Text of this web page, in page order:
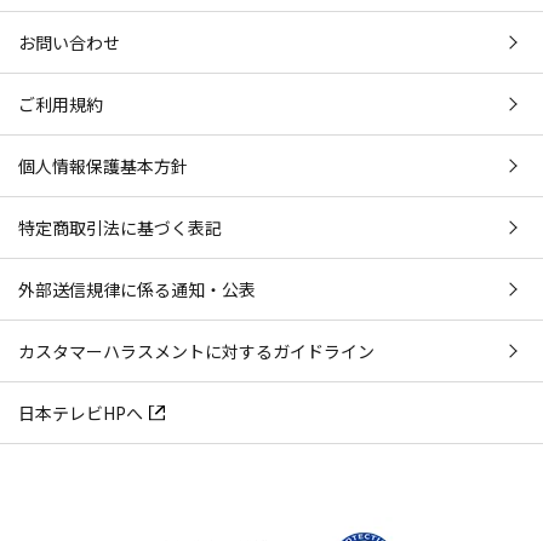
お問い合わせ
ご利用規約
個人情報保護基本方針
特定商取引法に基づく表記
外部送信規律に係る通知・公表
カスタマーハラスメントに対するガイドライン
日本テレビHPへ